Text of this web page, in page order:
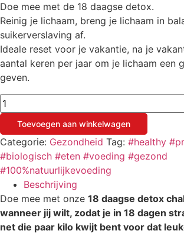
Doe mee met de 18 daagse detox.
Reinig je lichaam, breng je lichaam in
suikerverslaving af.
Ideale reset voor je vakantie, na je
aantal keren per jaar om je lichaam een
geven.
18
daagse
detox
aantalToevoegen aan winkelwagen
Categorie: Gezondheid Tag: #healthy
#biologisch #eten #voeding #gezond
#100%natuurlijkevoeding
Beschrijving
Doe mee met onze 18 daagse detox
wanneer jij wilt, zodat je in 18 dagen
net die paar kilo kwijt bent voor dat